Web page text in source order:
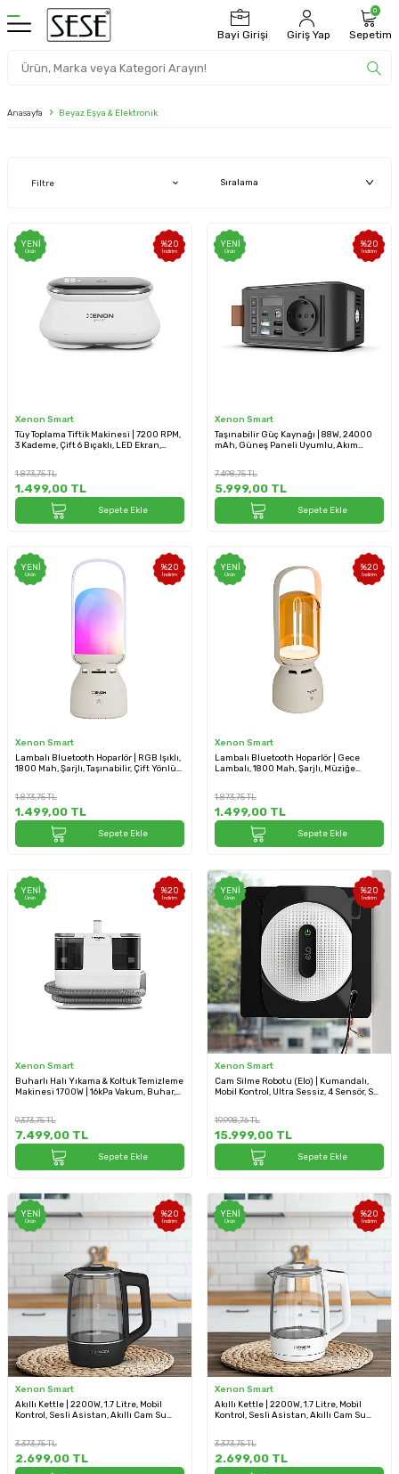
Bayi Girişi Giriş Yap
0
Sepetim
Anasayfa Beyaz Eşya & Elektronik
Filtre
%20
İndirim
YENI
Ürün
Xenon Smart
Tüy Toplama Tiftik Makinesi | 7200 RPM,
3 Kademe, Çift 6 Bıçaklı, LED Ekran,
1.873,75TL
1.499,00 TL
Sepete Ekle
%20
İndirim
YENI
Ürün
Xenon Smart
Taşınabilir Güç Kaynağı | 88W, 24000
mAh, Güneş Paneli Uyumlu, Akım
7.498,75TL
5.999,00 TL
Sepete Ekle
%20
İndirim
YENI
Ürün
Xenon Smart
Lambalı Bluetooth Hoparlör | RGB Işıklı,
1800 Mah, Şarjlı, Taşınabilir, Çift Yönlü
1.873,75TL
1.499,00 TL
Sepete Ekle
%20
İndirim
YENI
Ürün
Xenon Smart
Lambalı Bluetooth Hoparlör | Gece
Lambalı, 1800 Mah, Şarjlı, Müziğe
1.873,75TL
1.499,00 TL
Sepete Ekle
%20
İndirim
YENI
Ürün
Xenon Smart
Buharlı Halı Yıkama & Koltuk Temizleme
Makinesi 1700W | 16kPa Vakum, Buhar,
9.373,75TL
7.499,00 TL
Sepete Ekle
%20
İndirim
YENI
Ürün
Xenon Smart
Cam Silme Robotu (Elo) | Kumandalı,
Mobil Kontrol, Ultra Sessiz, 4 Sensör, Su
19.998,76TL
15.999,00 TL
Sepete Ekle
%20
İndirim
YENI
Ürün
Xenon Smart
Akıllı Kettle | 2200W, 1.7 Litre, Mobil
Kontrol, Sesli Asistan, Akıllı Cam Su
3.373,75TL
2.699,00 TL
%20
İndirim
YENI
Ürün
Xenon Smart
Akıllı Kettle | 2200W, 1.7 Litre, Mobil
Kontrol, Sesli Asistan, Akıllı Cam Su
3.373,75TL
2.699,00 TL